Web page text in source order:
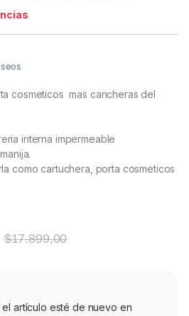
cosmeticos mas cancheras del
interna impermeable
como cartuchera, porta cosmeticos
$17.899,00
artículo esté de nuevo en